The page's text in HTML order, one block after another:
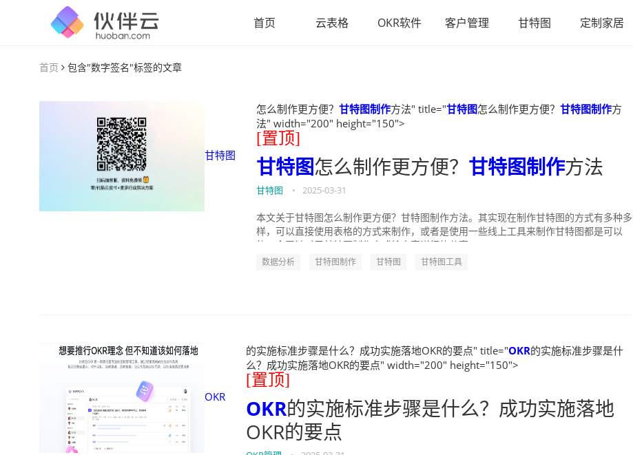
首页 云表格 OKR软件 客户管理 甘特图 定制家居
首页 包含"数字签名"标签的文章
甘特图
怎么制作更方便？ 甘特图制作方法" title="甘特图怎么制作更方便？ 甘特图制作方
法" width="200" height="150">
[置顶]
甘特图怎么制作更方便？ 甘特图制作方法
甘特图 • 2025-03-31
本文关于甘特图怎么制作更方便？甘特图制作方法。其实现在制作甘特图的方式有多种多
样，可以直接使用表格的方式来制作，或者是使用一些线上工具来制作甘特图都是可以
数据分析 甘特图制作 甘特图 甘特图工具
OKR
的实施标准步骤是什么？成功实施落地OKR的要点" title="OKR的实施标准步骤是什
么？成功实施落地OKR的要点" width="200" height="150">
[置顶]
OKR的实施标准步骤是什么？成功实施落地
OKR的要点